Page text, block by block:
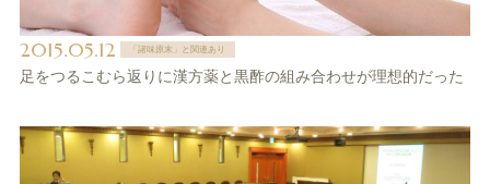
2015.05.12 「諸味原末」と関連あり
足をつるこむら返りに漢方薬と黒酢の組み合わせが理想的だった